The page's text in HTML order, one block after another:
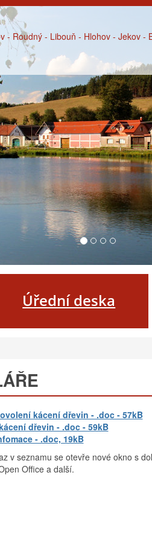
- Roudný - Libouň - Hlohov - Jekov
Úřední deska
kácení dřevin - .doc - 57kB
dřevin - .doc - 59kB
- .doc, 19kB
v seznamu se otevře nové okno s
Office a další.